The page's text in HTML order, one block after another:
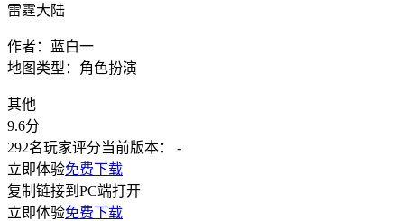
雷霆大陆
作者：
蓝白一
地图类型： 角色扮演
其他
9.6分
292名玩家评分当前版本：
-
立即体验免费下载
复制链接到PC端打开
立即体验免费下载